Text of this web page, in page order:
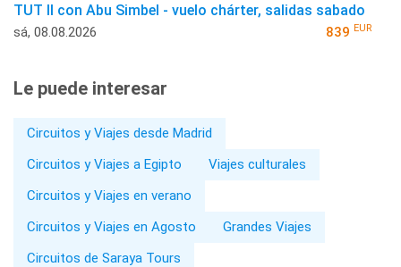
TUT II con Abu Simbel - vuelo chárter, salidas sabado
sá, 08.08.2026 839 EUR
Le puede interesar
Circuitos y Viajes desde Madrid
Circuitos y Viajes a Egipto
Viajes culturales
Circuitos y Viajes en verano
Circuitos y Viajes en Agosto
Grandes Viajes
Circuitos de Saraya Tours